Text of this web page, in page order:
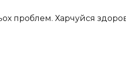
проблем. Харчуйся